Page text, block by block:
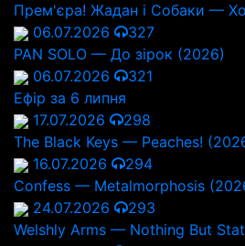
Прем'єра! Жадан і Собаки —
06.07.2026
327
PAN SOLO — До зірок (2026)
06.07.2026
321
Ефір за 6 липня
17.07.2026
298
The Black Keys — Peaches!
16.07.2026
294
Confess — Metalmorphosis
24.07.2026
293
Welshly Arms — Nothing But